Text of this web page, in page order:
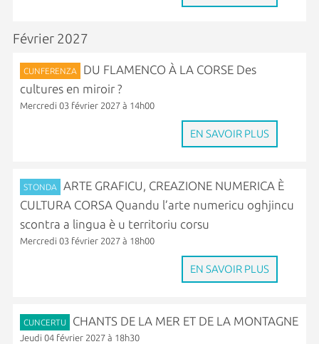
Février 2027
CUNFERENZA
DU FLAMENCO À LA CORSE Des
cultures en miroir ?
Mercredi 03 février 2027 à 14h00
EN SAVOIR PLUS
STONDA
ARTE GRAFICU, CREAZIONE NUMERICA È
CULTURA CORSA Quandu l’arte numericu oghjincu
scontra a lingua è u territoriu corsu
Mercredi 03 février 2027 à 18h00
EN SAVOIR PLUS
CUNCERTU CHANTS DE LA MER ET DE LA MONTAGNE
Jeudi 04 février 2027 à 18h30